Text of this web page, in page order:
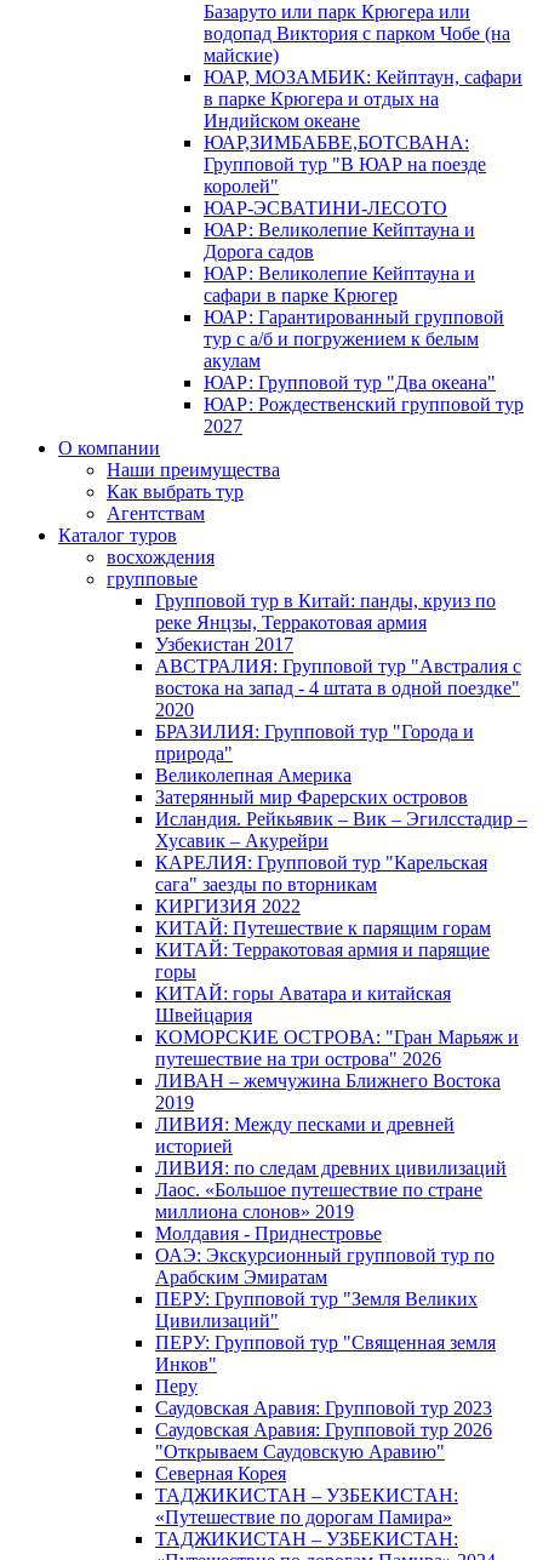
Базаруто или парк Крюгера или
водопад Виктория с парком Чобе (на
майские)
ЮАР, МОЗАМБИК: Кейптаун, сафари
в парке Крюгера и отдых на
Индийском океане
ЮАР,ЗИМБАБВЕ,БОТСВАНА:
Групповой тур "В ЮАР на поезде
королей"
ЮАР-ЭСВАТИНИ-ЛЕСОТО
ЮАР: Великолепие Кейптауна и
Дорога садов
ЮАР: Великолепие Кейптауна и
сафари в парке Крюгер
ЮАР: Гарантированный групповой
тур с а/б и погружением к белым
акулам
ЮАР: Групповой тур "Два океана"
ЮАР: Рождественский групповой тур
2027
О компании
Наши преимущества
Как выбрать тур
Агентствам
Каталог туров
восхождения
групповые
Групповой тур в Китай: панды, круиз по
реке Янцзы, Терракотовая армия
Узбекистан 2017
АВСТРАЛИЯ: Групповой тур "Австралия с
востока на запад - 4 штата в одной поездке"
2020
БРАЗИЛИЯ: Групповой тур "Города и
природа"
Великолепная Америка
Затерянный мир Фарерских островов
Исландия. Рейкьявик – Вик – Эгилсстадир –
Хусавик – Акурейри
КАРЕЛИЯ: Групповой тур "Карельская
сага" заезды по вторникам
КИРГИЗИЯ 2022
КИТАЙ: Путешествие к парящим горам
КИТАЙ: Терракотовая армия и парящие
горы
КИТАЙ: горы Аватара и китайская
Швейцария
КОМОРСКИЕ ОСТРОВА: "Гран Марьяж и
путешествие на три острова" 2026
ЛИВАН – жемчужина Ближнего Востока
2019
ЛИВИЯ: Между песками и древней
историей
ЛИВИЯ: по следам древних цивилизаций
Лаос. «Большое путешествие по стране
миллиона слонов» 2019
Молдавия - Приднестровье
ОАЭ: Экскурсионный групповой тур по
Арабским Эмиратам
ПЕРУ: Групповой тур "Земля Великих
Цивилизаций"
ПЕРУ: Групповой тур "Священная земля
Инков"
Перу
Саудовская Аравия: Групповой тур 2023
Саудовская Аравия: Групповой тур 2026
"Открываем Саудовскую Аравию"
Северная Корея
ТАДЖИКИСТАН – УЗБЕКИСТАН:
«Путешествие по дорогам Памира»
ТАДЖИКИСТАН – УЗБЕКИСТАН: